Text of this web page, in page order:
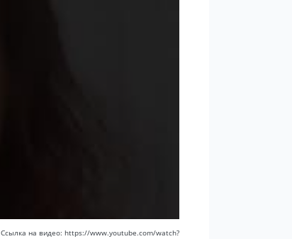
Ссылка на видео: https://www.youtube.com/watch?